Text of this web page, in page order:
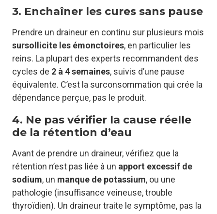
3. Enchaîner les cures sans pause
Prendre un draineur en continu sur plusieurs mois
sursollicite les émonctoires, en particulier les
reins. La plupart des experts recommandent des
cycles de 2 à 4 semaines, suivis d’une pause
équivalente. C’est la surconsommation qui crée la
dépendance perçue, pas le produit.
4. Ne pas vérifier la cause réelle
de la rétention d’eau
Avant de prendre un draineur, vérifiez que la
rétention n’est pas liée à un apport excessif de
sodium, un manque de potassium, ou une
pathologie (insuffisance veineuse, trouble
thyroïdien). Un draineur traite le symptôme, pas la